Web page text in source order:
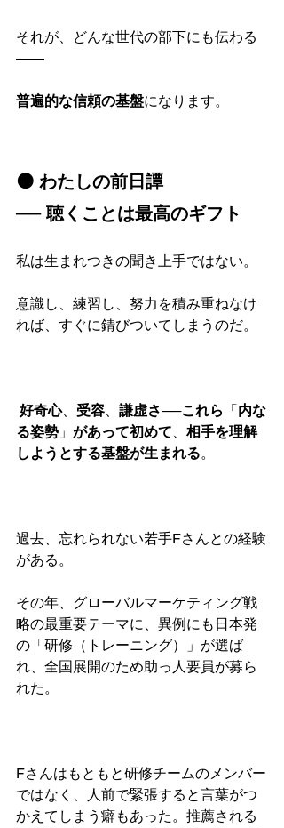
それが、どんな世代の部下にも伝わる
——
普遍的な信頼の基盤になります。
🟠 わたしの前日譚
── 聴くことは最高のギフト
私は生まれつきの聞き上手ではない。
意識し、練習し、努力を積み重ねなけ
れば、すぐに錆びついてしまうのだ。
好奇心、 受容、 謙虚さ──これら 「内な
る姿勢 」 があって初めて、 相手を理解
しようとする基盤が生まれる。
過去、忘れられない若手Fさんとの経験
がある。
その年、グローバルマーケティング戦
略の最重要テーマに、異例にも日本発
の「研修（トレーニング）」が選ば
れ、全国展開のため助っ人要員が募ら
れた。
Fさんはもともと研修チームのメンバー
ではなく、人前で緊張すると言葉がつ
かえてしまう癖もあった。推薦される